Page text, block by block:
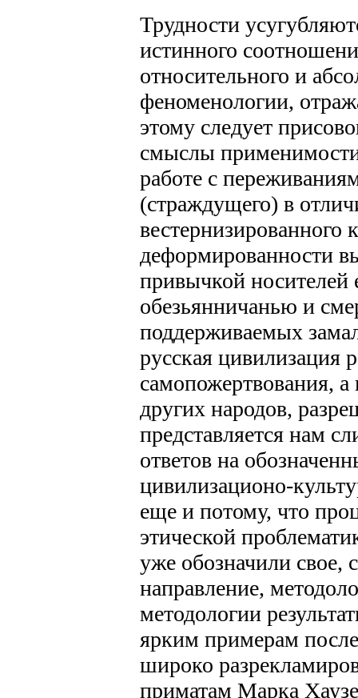
Трудности
истинного
относительного и
феноменологии,
этому следует
смыслы
работе с
(страждущего) в
вестернизированного
деформированности
привычкой носителей
обезьянничанью и
поддерживаемых
русская цивилизация
самопожертвования, а
других народов,
представляется нам
ответов на
цивилизационо-
еще и потому, что
этической
уже обозначили свое,
направление,
методологии
ярким примерам
широко
приматам Марка